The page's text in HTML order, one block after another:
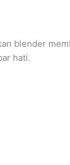
blender
hati.